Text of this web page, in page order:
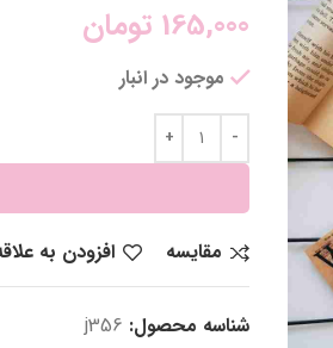
165,000 تومان
موجود در انبار
مقایسه افزودن به
شناسه محصول: j356